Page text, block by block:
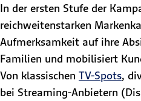
In der ersten Stufe der
reichweitenstarken
Aufmerksamkeit auf ihre
Familien und mobilisiert
Von klassischen TV-Spots,
bei Streaming-Anbietern